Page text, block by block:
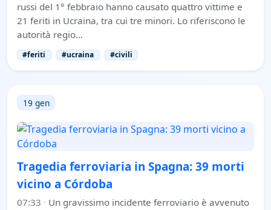
russi del 1° febbraio hanno causato quattro vittime e
21 feriti in Ucraina, tra cui tre minori. Lo riferiscono le
autorità regio…
#feriti #ucraina #civili
19 gen
Tragedia ferroviaria in Spagna: 39 morti
vicino a Córdoba
07:33 · Un gravissimo incidente ferroviario è avvenuto